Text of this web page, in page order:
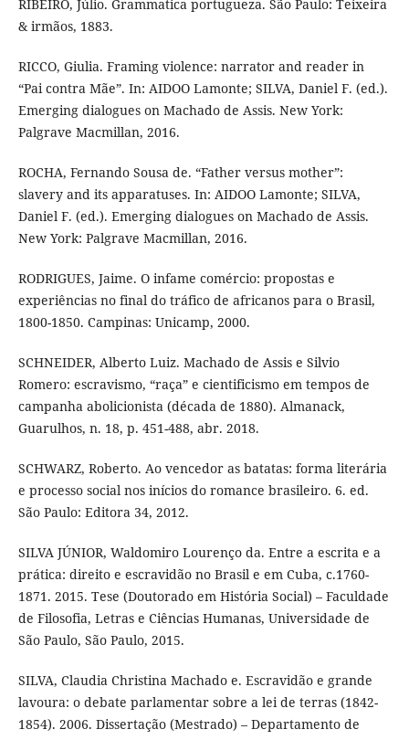
RIBEIRO, Júlio. Grammatica portugueza. São Paulo: Teixeira
& irmãos, 1883.
RICCO, Giulia. Framing violence: narrator and reader in
“Pai contra Mãe”. In: AIDOO Lamonte; SILVA, Daniel F. (ed.).
Emerging dialogues on Machado de Assis. New York:
Palgrave Macmillan, 2016.
ROCHA, Fernando Sousa de. “Father versus mother”:
slavery and its apparatuses. In: AIDOO Lamonte; SILVA,
Daniel F. (ed.). Emerging dialogues on Machado de Assis.
New York: Palgrave Macmillan, 2016.
RODRIGUES, Jaime. O infame comércio: propostas e
experiências no final do tráfico de africanos para o Brasil,
1800-1850. Campinas: Unicamp, 2000.
SCHNEIDER, Alberto Luiz. Machado de Assis e Silvio
Romero: escravismo, “raça” e cientificismo em tempos de
campanha abolicionista (década de 1880). Almanack,
Guarulhos, n. 18, p. 451-488, abr. 2018.
SCHWARZ, Roberto. Ao vencedor as batatas: forma literária
e processo social nos inícios do romance brasileiro. 6. ed.
São Paulo: Editora 34, 2012.
SILVA JÚNIOR, Waldomiro Lourenço da. Entre a escrita e a
prática: direito e escravidão no Brasil e em Cuba, c.1760-
1871. 2015. Tese (Doutorado em História Social) – Faculdade
de Filosofia, Letras e Ciências Humanas, Universidade de
São Paulo, São Paulo, 2015.
SILVA, Claudia Christina Machado e. Escravidão e grande
lavoura: o debate parlamentar sobre a lei de terras (1842-
1854). 2006. Dissertação (Mestrado) – Departamento de